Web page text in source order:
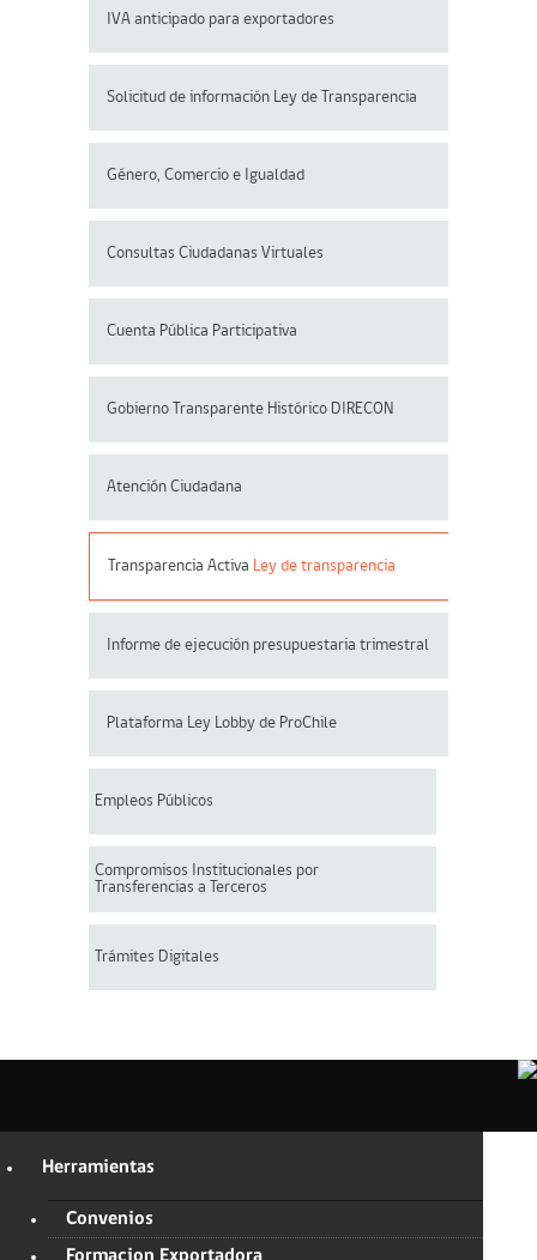
IVA anticipado para exportadores
Solicitud de información Ley de Transparencia
Género, Comercio e Igualdad
Consultas Ciudadanas Virtuales
Cuenta Pública Participativa
Gobierno Transparente Histórico DIRECON
Atención Ciudadana
Transparencia Activa Ley de transparencia
Informe de ejecución presupuestaria trimestral
Plataforma Ley Lobby de ProChile
Empleos Públicos
Compromisos Institucionales por
Transferencias a Terceros
Trámites Digitales
Herramientas
Convenios